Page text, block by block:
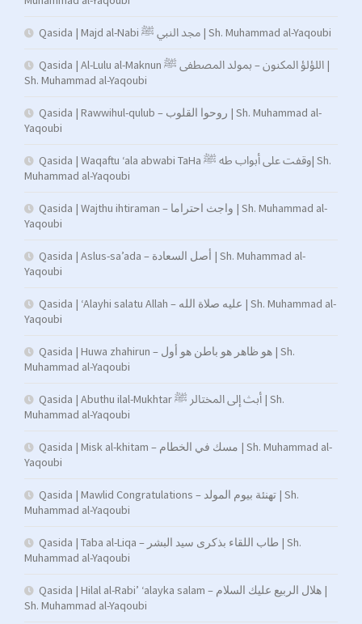
Qasida | Majd al-Nabi مجد النبي ﷺ | Sh. Muhammad al-Yaqoubi
Qasida | Al-Lulu al-Maknun اللؤلؤ المكنون – بمولد المصطفى ﷺ |
Sh. Muhammad al-Yaqoubi
Qasida | Rawwihul-qulub – روحوا القلوب | Sh. Muhammad al-
Yaqoubi
Qasida | Waqaftu ‘ala abwabi TaHa وقفت على أبواب طه ﷺ| Sh.
Muhammad al-Yaqoubi
Qasida | Wajthu ihtiraman – واجث احتراما | Sh. Muhammad al-
Yaqoubi
Qasida | Aslus-sa’ada – أصل السعادة | Sh. Muhammad al-
Yaqoubi
Qasida | ‘Alayhi salatu Allah – عليه صلاة الله | Sh. Muhammad al-
Yaqoubi
Qasida | Huwa zhahirun – هو ظاهر هو باطن هو أول | Sh.
Muhammad al-Yaqoubi
Qasida | Abuthu ilal-Mukhtar أبث إلى المختالر ﷺ | Sh.
Muhammad al-Yaqoubi
Qasida | Misk al-khitam – مسك في الخطام | Sh. Muhammad al-
Yaqoubi
Qasida | Mawlid Congratulations – تهنئة بيوم المولد | Sh.
Muhammad al-Yaqoubi
Qasida | Taba al-Liqa – طاب اللقاء بذكرى سيد البشر | Sh.
Muhammad al-Yaqoubi
Qasida | Hilal al-Rabi’ ‘alayka salam – هلال الربيع عليك السلام |
Sh. Muhammad al-Yaqoubi